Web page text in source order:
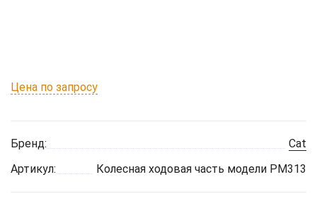
Цена по запросу
Бренд:
Cat
Артикул:
Колесная ходовая часть модели PM313